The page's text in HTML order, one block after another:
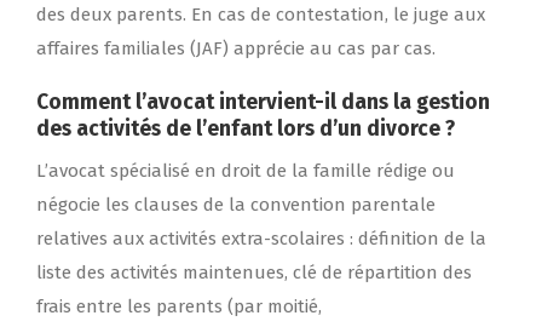
des deux parents. En cas de contestation, le juge aux
affaires familiales (JAF) apprécie au cas par cas.
Comment l’avocat intervient-il dans la gestion
des activités de l’enfant lors d’un divorce ?
L’avocat spécialisé en droit de la famille rédige ou
négocie les clauses de la convention parentale
relatives aux activités extra-scolaires : définition de la
liste des activités maintenues, clé de répartition des
frais entre les parents (par moitié,